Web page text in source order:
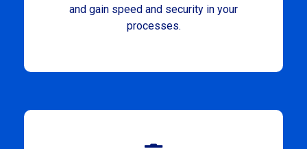
and gain speed and security in your
processes.